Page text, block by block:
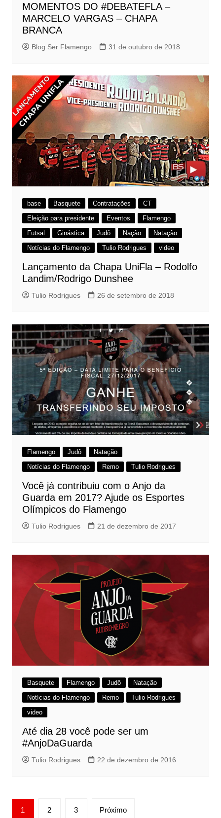
MOMENTOS DO #DEBATEFLA –
MARCELO VARGAS – CHAPA
BRANCA
Blog Ser Flamengo 31 de outubro de 2018
base Basquete Contratações
CT
Eleição para presidente
Eventos
Flamengo
Futsal
Ginástica Judô Nação
Natação
Notícias do Flamengo
Tulio Rodrigues video
Lançamento da Chapa UniFla – Rodolfo
Landim/Rodrigo Dunshee
Tulio Rodrigues 26 de setembro de 2018
Flamengo Judô
Natação
Notícias do Flamengo
Remo Tulio Rodrigues
Você já contribuiu com o Anjo da
Guarda em 2017? Ajude os Esportes
Olímpicos do Flamengo
Tulio Rodrigues 21 de dezembro de 2017
Basquete Flamengo Judô
Natação
Notícias do Flamengo
Remo
Tulio Rodrigues
video
Até dia 28 você pode ser um
#AnjoDaGuarda
Tulio Rodrigues 22 de dezembro de 2016
Paginação
1 2 3 Próximo